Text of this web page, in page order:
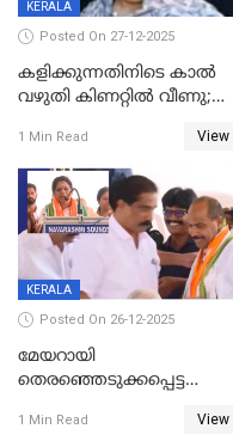
KERALA
Posted On 27-12-2025
കളിക്കുന്നതിനിടെ കാൽ
വഴുതി കിണറ്റിൽ വീണു;
ദാരുണാന്ത്യം
1 Min Read View
KERALA
Posted On 26-12-2025
മേയറായി
തെരഞ്ഞെടുക്കപ്പെട്ട
ആദ്യ വോട്ട് അസാധു; കണ്ണൂർ
1 Min Read View